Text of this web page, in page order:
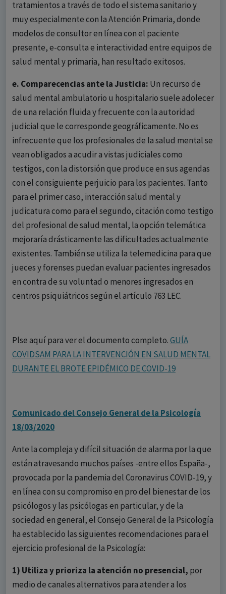
tratamientos a través de todo el sistema sanitario y
muy especialmente con la Atención Primaria, donde
modelos de consultor en línea con el paciente
presente, e-consulta e interactividad entre equipos de
salud mental y primaria, han resultado exitosos.
e. Comparecencias ante la Justicia: Un recurso de
salud mental ambulatorio u hospitalario suele adolecer
de una relación fluida y frecuente con la autoridad
judicial que le corresponde geográficamente. No es
infrecuente que los profesionales de la salud mental se
vean obligados a acudir a vistas judiciales como
testigos, con la distorsión que produce en sus agendas
con el consiguiente perjuicio para los pacientes. Tanto
para el primer caso, interacción salud mental y
judicatura como para el segundo, citación como testigo
del profesional de salud mental, la opción telemática
mejoraría drásticamente las dificultades actualmente
existentes. También se utiliza la telemedicina para que
jueces y forenses puedan evaluar pacientes ingresados
en contra de su voluntad o menores ingresados en
centros psiquiátricos según el artículo 763 LEC.
Plse aquí para ver el documento completo.GUÍA
COVIDSAM PARA LA INTERVENCIÓN EN SALUD MENTAL
DURANTE EL BROTE EPIDÉMICO DE COVID-19
Comunicado del Consejo General de la Psicología
18/03/2020
Ante la compleja y difícil situación de alarma por la que
están atravesando muchos países -entre ellos España-,
provocada por la pandemia del Coronavirus COVID-19, y
en línea con su compromiso en pro del bienestar de los
psicólogos y las psicólogas en particular, y de la
sociedad en general, el Consejo General de la Psicología
ha establecido las siguientes recomendaciones para el
ejercicio profesional de la Psicología:
1) Utiliza y prioriza la atención no presencial, por
medio de canales alternativos para atender a los